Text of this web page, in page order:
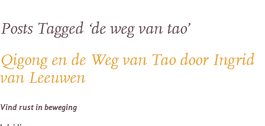
Posts Tagged ‘de weg van tao’
Qigong en de Weg van Tao door Ingrid
van Leeuwen
Vind rust in beweging